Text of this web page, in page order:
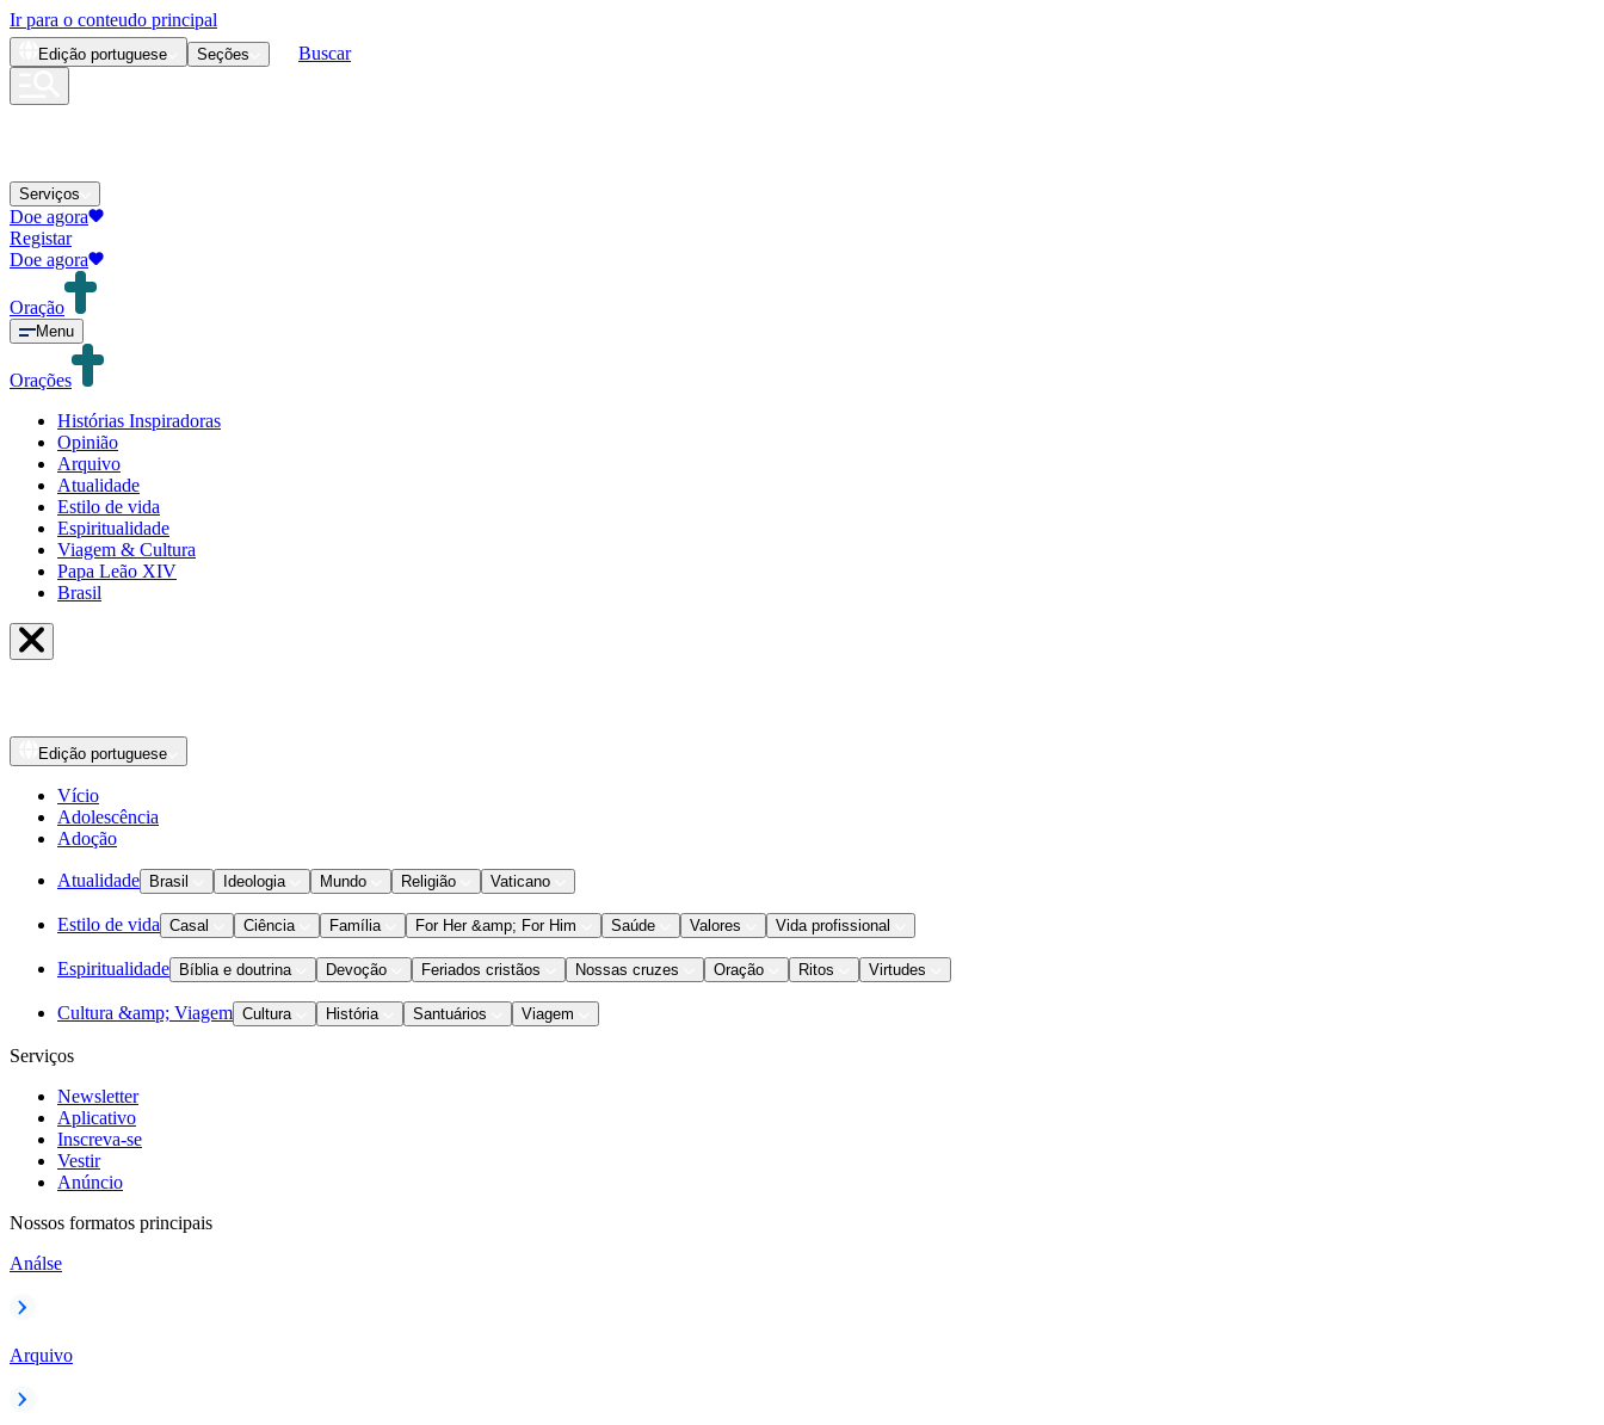
Ir para o conteudo principal
Edição portuguese Seções Buscar
Serviços
Doe agora
Registar
Doe agora
Oração
Menu
Orações
Histórias Inspiradoras
Opinião
Arquivo
Atualidade
Estilo de vida
Espiritualidade
Viagem & Cultura
Papa Leão XIV
Brasil
Edição portuguese
Vício
Adolescência
Adoção
Atualidade Brasil Ideologia Mundo Religião Vaticano
Estilo de vida Casal Ciência Família For Her &amp; For Him Saúde Valores Vida profissional
Espiritualidade Bíblia e doutrina Devoção Feriados cristãos Nossas cruzes Oração Ritos Virtudes
Cultura &amp; Viagem Cultura História Santuários Viagem
Serviços
Newsletter
Aplicativo
Inscreva-se
Vestir
Anúncio
Nossos formatos principais
Análse
Arquivo